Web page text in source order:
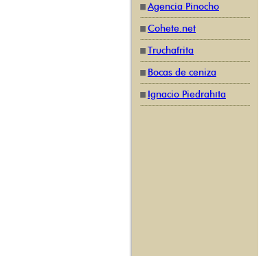
Agencia Pinocho
Cohete.net
Truchafrita
Bocas de ceniza
Ignacio Piedrahíta